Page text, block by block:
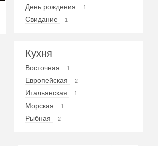
День рождения 1
Свидание 1
Кухня
Восточная 1
Европейская 2
Итальянская 1
Морская 1
Рыбная 2